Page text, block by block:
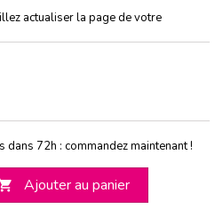
actualiser la page de votre
dans 72h : commandez maintenant !
Ajouter au panier